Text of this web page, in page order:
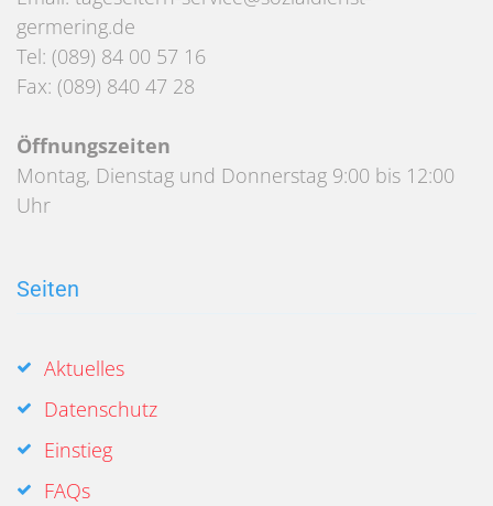
germering.de
Tel: (089) 84 00 57 16
Fax: (089) 840 47 28
Öffnungszeiten
Montag, Dienstag und Donnerstag 9:00 bis 12:00
Uhr
Seiten
Aktuelles
Datenschutz
Einstieg
FAQs